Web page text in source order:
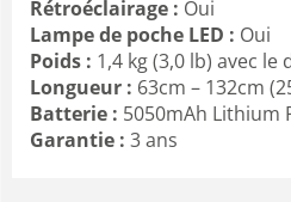
Rétroéclairage : Oui
Lampe de poche LED : Oui
Poids : 1,4 kg (3,0 lb) avec
Longueur : 63cm – 132cm
Batterie : 5050mAh Lithium
Garantie : 3 ans